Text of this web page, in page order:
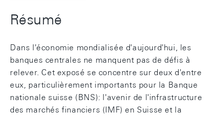
Résumé
Dans l'économie mondialisée d'aujourd'hui, les
banques centrales ne manquent pas de défis à
relever. Cet exposé se concentre sur deux d'entre
eux, particulièrement importants pour la Banque
nationale suisse (BNS): l'avenir de l'infrastructure
des marchés financiers (IMF) en Suisse et la